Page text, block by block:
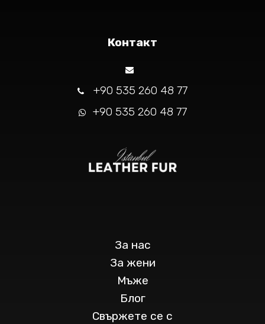
Контакт
+90 535 260 48 77
+90 535 260 48 77
За нас
За жени
Мъже
Блог
Свържете се с